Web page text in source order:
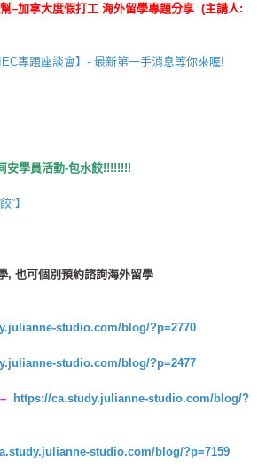
–加拿大度假打工 海外留學專題分享 (主講人:
專題座談會】- 最新第一手消息等你來喔!
安學員活動-包水餃!!!!!!!!
”】
, 也可個別預約諮詢海外留學
studio.com/blog/?p=2770
studio.com/blog/?p=2477
https://ca.study.julianne-studio.com/blog/?
studio.com/blog/?p=7159